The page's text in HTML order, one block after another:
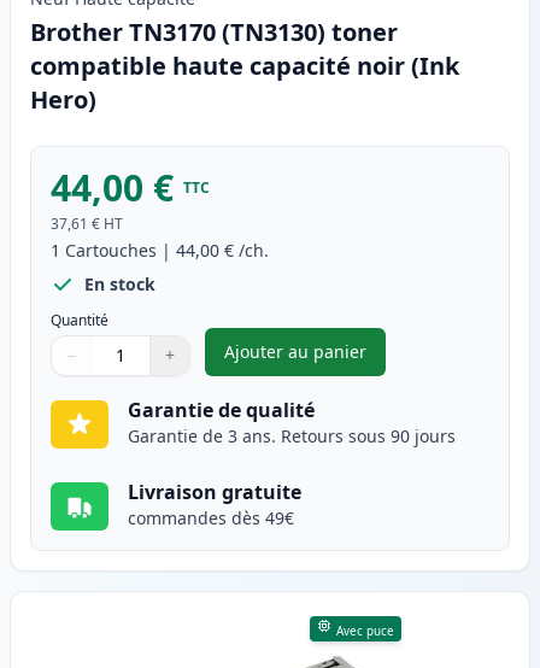
Brother TN3170 (TN3130) toner
compatible haute capacité noir (Ink
Hero)
44,00 € TTC
37,61 € HT
1 Cartouches | 44,00 € /ch.
En stock
Quantité
Quantité
Utilisez les boutons pour ajuster
− +
Quantité
Ajouter au panier
,Brother TN3170 (TN3130)
Garantie de qualité
Garantie de 3 ans. Retours sous 90 jours
Livraison gratuite
commandes dès 49€
Avec puce